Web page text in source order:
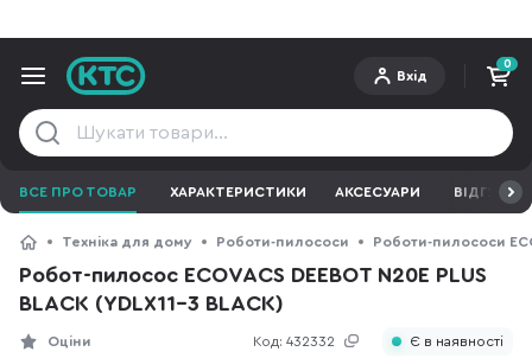
Вхід
0
ВСЕ ПРО ТОВАР ХАРАКТЕРИСТИКИ АКСЕСУАРИ ВІДГУКИ
Техніка для дому Роботи-пилососи Роботи-пилососи
Робот-пилосос ECOVACS DEEBOT N20E PLUS
BLACK (YDLX11-3 BLACK)
Код: 432332
Оціни Є в наявності